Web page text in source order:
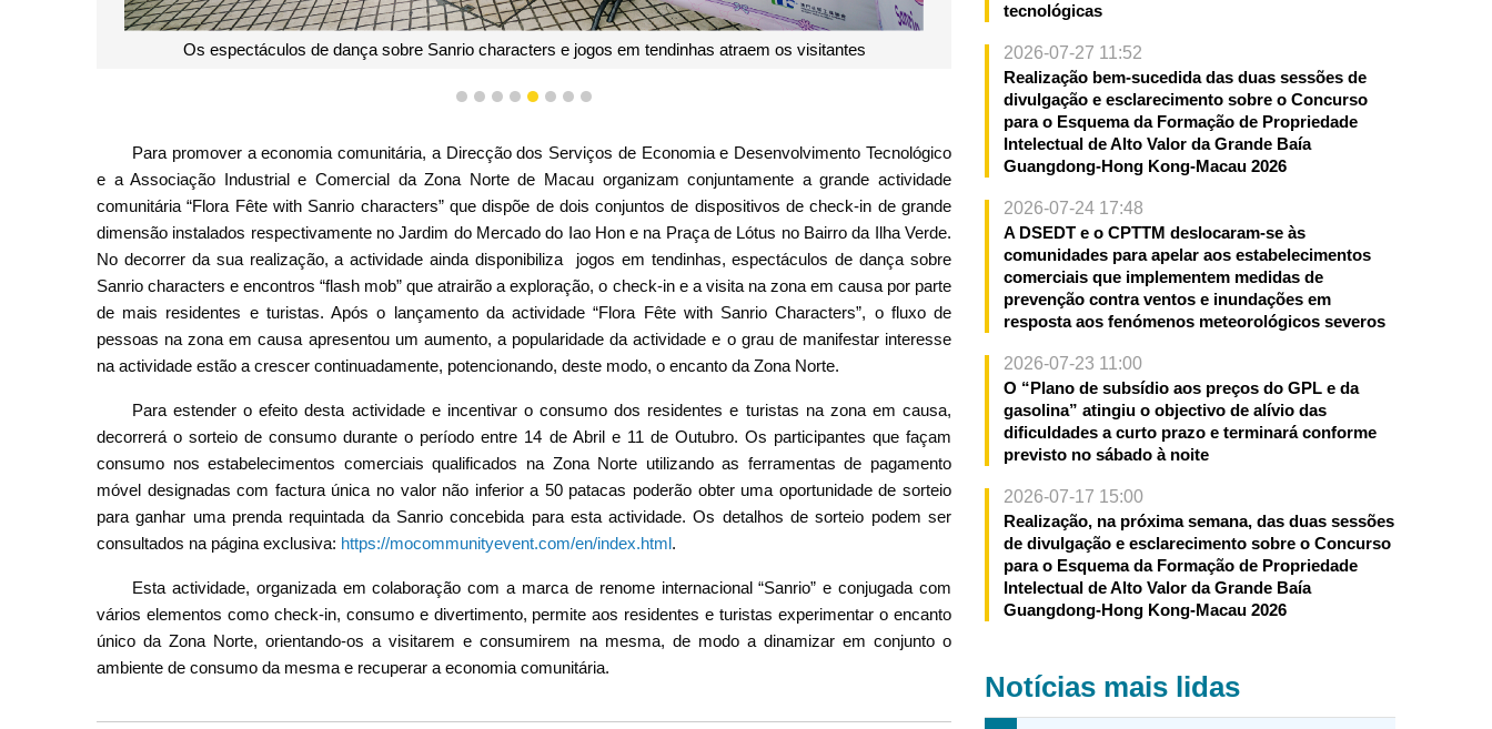
Os espectáculos de dança sobre Sanrio characters e jogos em tendinhas atraem os visitantes
1 2 3 4 5 6 7 8
Para promover a economia comunitária, a Direcção dos Serviços de Economia e Desenvolvimento Tecnológico
e a Associação Industrial e Comercial da Zona Norte de Macau organizam conjuntamente a grande actividade
comunitária “Flora Fête with Sanrio characters” que dispõe de dois conjuntos de dispositivos de check-in de grande
dimensão instalados respectivamente no Jardim do Mercado do Iao Hon e na Praça de Lótus no Bairro da Ilha Verde.
No decorrer da sua realização, a actividade ainda disponibiliza jogos em tendinhas, espectáculos de dança sobre
Sanrio characters e encontros “flash mob” que atrairão a exploração, o check-in e a visita na zona em causa por parte
de mais residentes e turistas. Após o lançamento da actividade “Flora Fête with Sanrio Characters”, o fluxo de
pessoas na zona em causa apresentou um aumento, a popularidade da actividade e o grau de manifestar interesse
na actividade estão a crescer continuadamente, potencionando, deste modo, o encanto da Zona Norte.
Para estender o efeito desta actividade e incentivar o consumo dos residentes e turistas na zona em causa,
decorrerá o sorteio de consumo durante o período entre 14 de Abril e 11 de Outubro. Os participantes que façam
consumo nos estabelecimentos comerciais qualificados na Zona Norte utilizando as ferramentas de pagamento
móvel designadas com factura única no valor não inferior a 50 patacas poderão obter uma oportunidade de sorteio
para ganhar uma prenda requintada da Sanrio concebida para esta actividade. Os detalhos de sorteio podem ser
consultados na página exclusiva: https://mocommunityevent.com/en/index.html .
Esta actividade, organizada em colaboração com a marca de renome internacional “Sanrio” e conjugada com
vários elementos como check-in, consumo e divertimento, permite aos residentes e turistas experimentar o encanto
único da Zona Norte, orientando-os a visitarem e consumirem na mesma, de modo a dinamizar em conjunto o
ambiente de consumo da mesma e recuperar a economia comunitária.
tecnológicas
2026-07-27 11:52
Realização bem-sucedida das duas sessões de
divulgação e esclarecimento sobre o Concurso
para o Esquema da Formação de Propriedade
Intelectual de Alto Valor da Grande Baía
Guangdong-Hong Kong-Macau 2026
2026-07-24 17:48
A DSEDT e o CPTTM deslocaram-se às
comunidades para apelar aos estabelecimentos
comerciais que implementem medidas de
prevenção contra ventos e inundações em
resposta aos fenómenos meteorológicos severos
2026-07-23 11:00
O “Plano de subsídio aos preços do GPL e da
gasolina” atingiu o objectivo de alívio das
dificuldades a curto prazo e terminará conforme
previsto no sábado à noite
2026-07-17 15:00
Realização, na próxima semana, das duas sessões
de divulgação e esclarecimento sobre o Concurso
para o Esquema da Formação de Propriedade
Intelectual de Alto Valor da Grande Baía
Guangdong-Hong Kong-Macau 2026
Notícias mais lidas